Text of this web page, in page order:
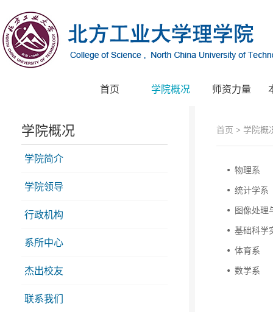
首页 学院概况 师资力量
学院概况
学院简介
学院领导
行政机构
系所中心
杰出校友
联系我们
首页 > 学院概
物理系
统计学系
图像处理
基础科学
体育系
数学系